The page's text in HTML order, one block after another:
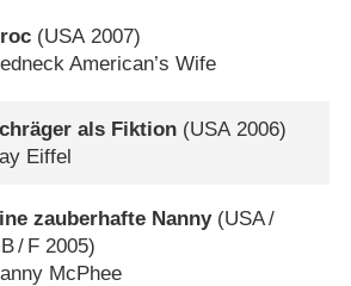
(USA 2007)
American’s Wife
als Fiktion (USA2006)
Eiffel
zauberhafte Nanny(USA/
/ F 2005)
McPhee